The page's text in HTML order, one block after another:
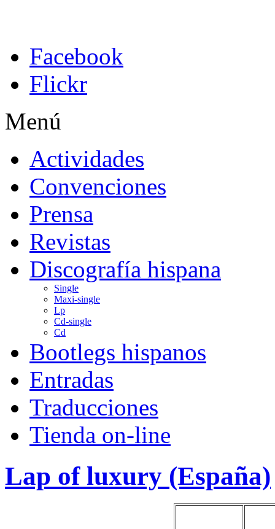
Facebook
Flickr
Menú
Actividades
Convenciones
Prensa
Revistas
Discografía hispana
Single
Maxi-single
Lp
Cd-single
Cd
Bootlegs hispanos
Entradas
Traducciones
Tienda on-line
Lap of luxury (España)